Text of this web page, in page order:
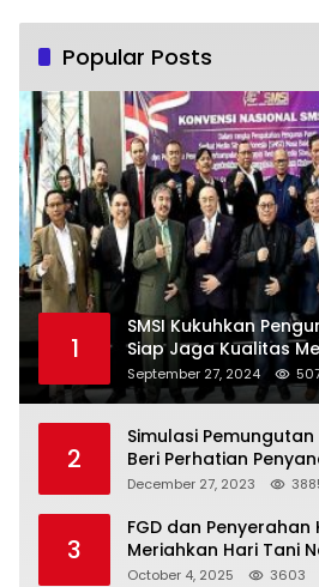
Popular Posts
1
SMSI Kukuhkan
Siap Jaga Kualitas
Indonesia
September 27, 2024
2
Simulasi Pemungutan
Beri Perhatian
December 27, 2023
3
FGD dan Penyerahan
Meriahkan Hari Tani
October 4, 2025 3603